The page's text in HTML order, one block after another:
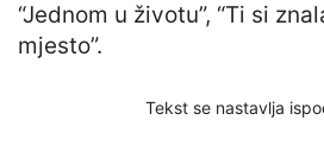
“Jednom u životu”, “Ti si
mjesto”.
Tekst se nastavlja